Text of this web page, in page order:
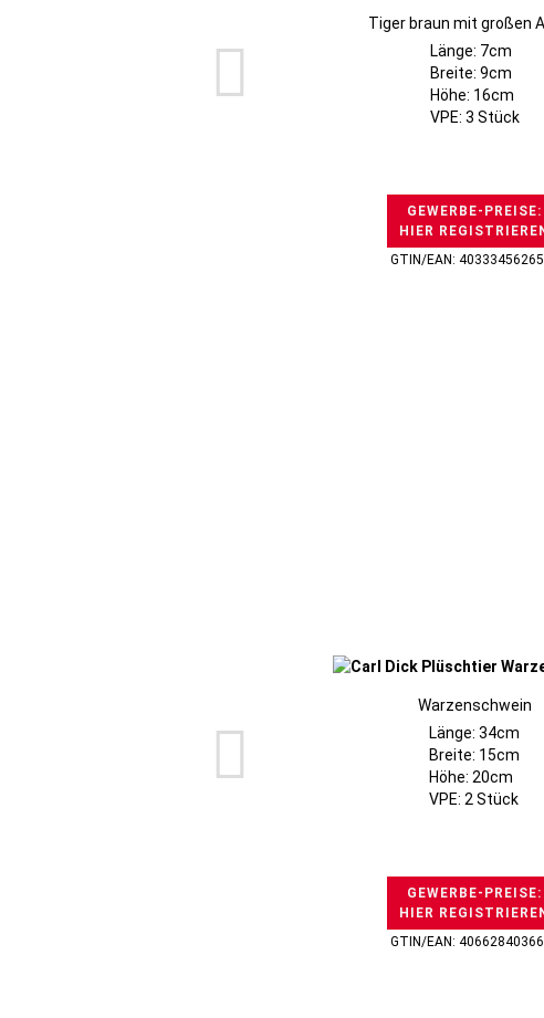
Tiger braun mit großen
Länge: 7cm
Breite: 9cm
Höhe: 16cm
VPE: 3 Stück
GEWERBE-PREISE:
HIER
GTIN/EAN:
Warzenschwein
Länge: 34cm
Breite: 15cm
Höhe: 20cm
VPE: 2 Stück
GEWERBE-PREISE:
HIER
GTIN/EAN: